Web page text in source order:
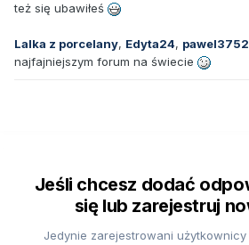
też się ubawiłeś
Lalka z porcelany, Edyta24,
najfajniejszym forum na świecie
Jeśli chcesz dodać
się lub zarejestruj
Jedynie zarejestrowani